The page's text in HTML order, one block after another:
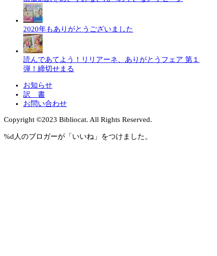
2020年もありがとうございました
読んであてよう！リリアーネ、ありがとうフェア 第１
弾！締切せまる
お知らせ
訳 書
お問い合わせ
Copyright ©︎2023 Bibliocat. All Rights Reserved.
%d人のブロガーが「いいね」をつけました。